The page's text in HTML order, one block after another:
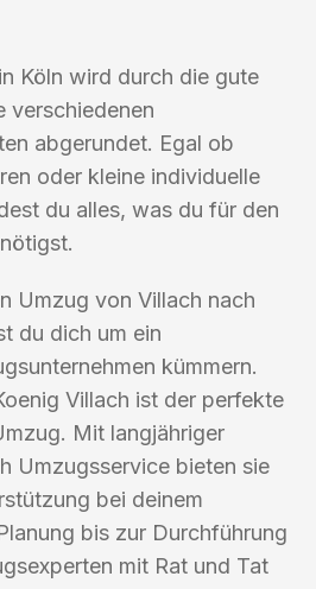
Köln wird durch die gute
verschiedenen
abgerundet. Egal ob
oder kleine individuelle
du alles, was du für den
Umzug von Villach nach
du dich um ein
kümmern.
Villach ist der perfekte
Mit langjähriger
Umzugsservice bieten sie
bei deinem
bis zur Durchführung
mit Rat und Tat